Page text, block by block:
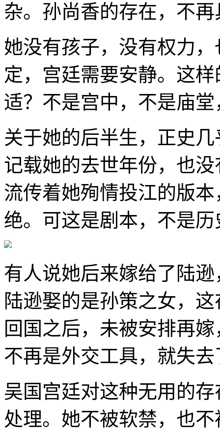
杂。孙尚香的存在，不
她没有孩子，没有权力
定，宫廷需要安静。这
适？不是宫中，不是庙
关于她的后半生，正史
记载她的去世年份，也
流传着她殉情投江的版
绝。可这是剧本，不是历
有人说她后来嫁给了陆
陆逊娶的是孙策之女，
回国之后，未被安排再
不再是外交工具，就失
吴国宫廷对这种无用的
处理。她不被软禁，也